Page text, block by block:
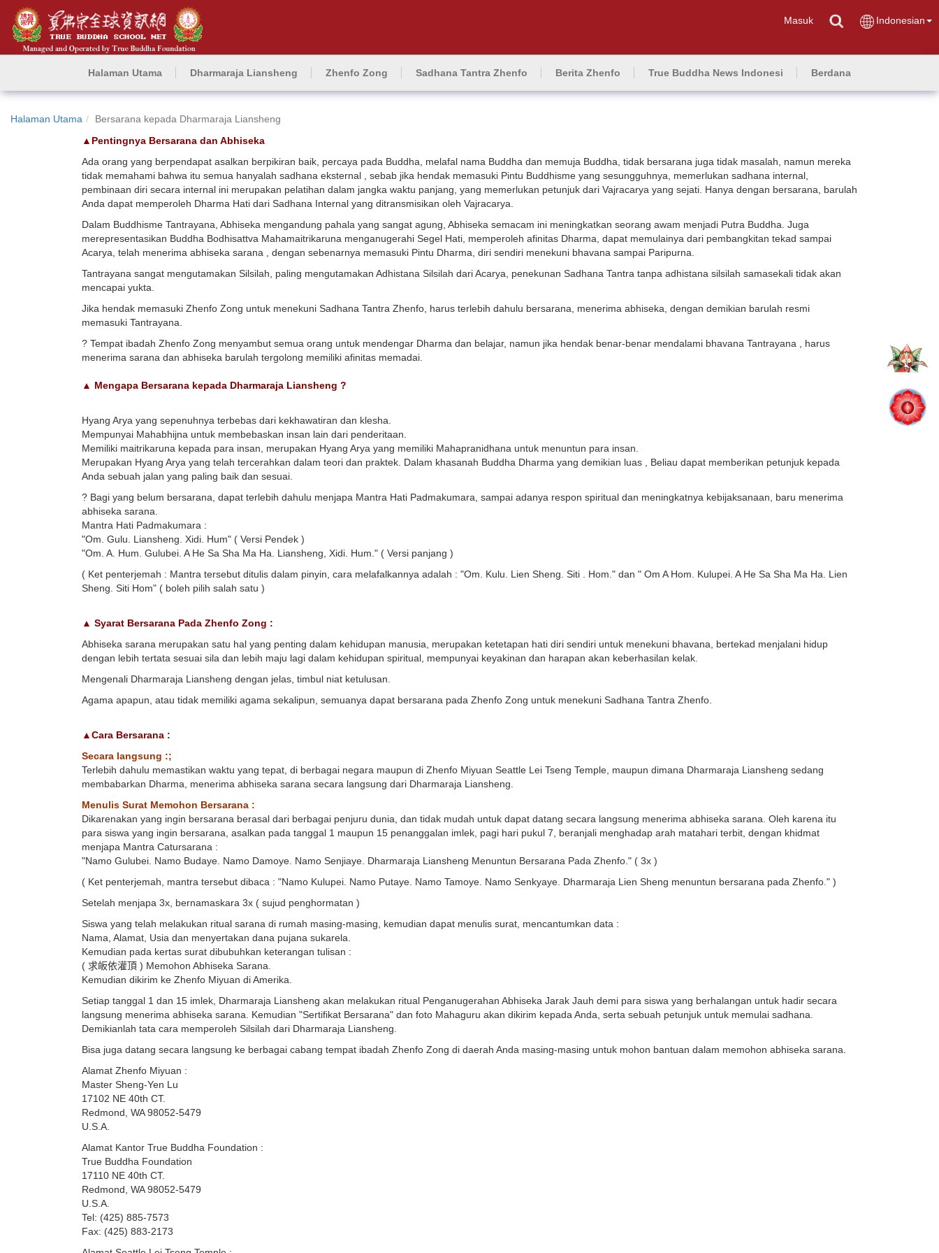
Masuk Indonesian
Halaman Utama Dharmaraja Liansheng Zhenfo Zong Sadhana Tantra Zhenfo Berita Zhenfo True Buddha News Indonesi Berdana
Halaman Utama
Bersarana kepada Dharmaraja Liansheng
▲Pentingnya Bersarana dan Abhiseka
Ada orang yang berpendapat asalkan berpikiran baik, percaya pada Buddha, melafal nama Buddha dan memuja Buddha, tidak bersarana juga tidak masalah, namun mereka
tidak memahami bahwa itu semua hanyalah sadhana eksternal , sebab jika hendak memasuki Pintu Buddhisme yang sesungguhnya, memerlukan sadhana internal,
pembinaan diri secara internal ini merupakan pelatihan dalam jangka waktu panjang, yang memerlukan petunjuk dari Vajracarya yang sejati. Hanya dengan bersarana, barulah
Anda dapat memperoleh Dharma Hati dari Sadhana Internal yang ditransmisikan oleh Vajracarya.
Dalam Buddhisme Tantrayana, Abhiseka mengandung pahala yang sangat agung, Abhiseka semacam ini meningkatkan seorang awam menjadi Putra Buddha. Juga
merepresentasikan Buddha Bodhisattva Mahamaitrikaruna menganugerahi Segel Hati, memperoleh afinitas Dharma, dapat memulainya dari pembangkitan tekad sampai
Acarya, telah menerima abhiseka sarana , dengan sebenarnya memasuki Pintu Dharma, diri sendiri menekuni bhavana sampai Paripurna.
Tantrayana sangat mengutamakan Silsilah, paling mengutamakan Adhistana Silsilah dari Acarya, penekunan Sadhana Tantra tanpa adhistana silsilah samasekali tidak akan
mencapai yukta.
Jika hendak memasuki Zhenfo Zong untuk menekuni Sadhana Tantra Zhenfo, harus terlebih dahulu bersarana, menerima abhiseka, dengan demikian barulah resmi
memasuki Tantrayana.
? Tempat ibadah Zhenfo Zong menyambut semua orang untuk mendengar Dharma dan belajar, namun jika hendak benar-benar mendalami bhavana Tantrayana , harus
menerima sarana dan abhiseka barulah tergolong memiliki afinitas memadai.
▲ Mengapa Bersarana kepada Dharmaraja Liansheng ?
Hyang Arya yang sepenuhnya terbebas dari kekhawatiran dan klesha.
Mempunyai Mahabhijna untuk membebaskan insan lain dari penderitaan.
Memiliki maitrikaruna kepada para insan, merupakan Hyang Arya yang memiliki Mahapranidhana untuk menuntun para insan.
Merupakan Hyang Arya yang telah tercerahkan dalam teori dan praktek. Dalam khasanah Buddha Dharma yang demikian luas , Beliau dapat memberikan petunjuk kepada
Anda sebuah jalan yang paling baik dan sesuai.
? Bagi yang belum bersarana, dapat terlebih dahulu menjapa Mantra Hati Padmakumara, sampai adanya respon spiritual dan meningkatnya kebijaksanaan, baru menerima
abhiseka sarana.
Mantra Hati Padmakumara :
"Om. Gulu. Liansheng. Xidi. Hum" ( Versi Pendek )
"Om. A. Hum. Gulubei. A He Sa Sha Ma Ha. Liansheng, Xidi. Hum." ( Versi panjang )
( Ket penterjemah : Mantra tersebut ditulis dalam pinyin, cara melafalkannya adalah : "Om. Kulu. Lien Sheng. Siti . Hom." dan " Om A Hom. Kulupei. A He Sa Sha Ma Ha. Lien
Sheng. Siti Hom" ( boleh pilih salah satu )
▲ Syarat Bersarana Pada Zhenfo Zong :
Abhiseka sarana merupakan satu hal yang penting dalam kehidupan manusia, merupakan ketetapan hati diri sendiri untuk menekuni bhavana, bertekad menjalani hidup
dengan lebih tertata sesuai sila dan lebih maju lagi dalam kehidupan spiritual, mempunyai keyakinan dan harapan akan keberhasilan kelak.
Mengenali Dharmaraja Liansheng dengan jelas, timbul niat ketulusan.
Agama apapun, atau tidak memiliki agama sekalipun, semuanya dapat bersarana pada Zhenfo Zong untuk menekuni Sadhana Tantra Zhenfo.
▲Cara Bersarana :
Secara langsung :;
Terlebih dahulu memastikan waktu yang tepat, di berbagai negara maupun di Zhenfo Miyuan Seattle Lei Tseng Temple, maupun dimana Dharmaraja Liansheng sedang
membabarkan Dharma, menerima abhiseka sarana secara langsung dari Dharmaraja Liansheng.
Menulis Surat Memohon Bersarana :
Dikarenakan yang ingin bersarana berasal dari berbagai penjuru dunia, dan tidak mudah untuk dapat datang secara langsung menerima abhiseka sarana. Oleh karena itu
para siswa yang ingin bersarana, asalkan pada tanggal 1 maupun 15 penanggalan imlek, pagi hari pukul 7, beranjali menghadap arah matahari terbit, dengan khidmat
menjapa Mantra Catursarana :
"Namo Gulubei. Namo Budaye. Namo Damoye. Namo Senjiaye. Dharmaraja Liansheng Menuntun Bersarana Pada Zhenfo." ( 3x )
( Ket penterjemah, mantra tersebut dibaca : "Namo Kulupei. Namo Putaye. Namo Tamoye. Namo Senkyaye. Dharmaraja Lien Sheng menuntun bersarana pada Zhenfo." )
Setelah menjapa 3x, bernamaskara 3x ( sujud penghormatan )
Siswa yang telah melakukan ritual sarana di rumah masing-masing, kemudian dapat menulis surat, mencantumkan data :
Nama, Alamat, Usia dan menyertakan dana pujana sukarela.
Kemudian pada kertas surat dibubuhkan keterangan tulisan :
( 求皈依灌頂 ) Memohon Abhiseka Sarana.
Kemudian dikirim ke Zhenfo Miyuan di Amerika.
Setiap tanggal 1 dan 15 imlek, Dharmaraja Liansheng akan melakukan ritual Penganugerahan Abhiseka Jarak Jauh demi para siswa yang berhalangan untuk hadir secara
langsung menerima abhiseka sarana. Kemudian "Sertifikat Bersarana" dan foto Mahaguru akan dikirim kepada Anda, serta sebuah petunjuk untuk memulai sadhana.
Demikianlah tata cara memperoleh Silsilah dari Dharmaraja Liansheng.
Bisa juga datang secara langsung ke berbagai cabang tempat ibadah Zhenfo Zong di daerah Anda masing-masing untuk mohon bantuan dalam memohon abhiseka sarana.
Alamat Zhenfo Miyuan :
Master Sheng-Yen Lu
17102 NE 40th CT.
Redmond, WA 98052-5479
U.S.A.
Alamat Kantor True Buddha Foundation :
True Buddha Foundation
17110 NE 40th CT.
Redmond, WA 98052-5479
U.S.A.
Tel: (425) 885-7573
Fax: (425) 883-2173